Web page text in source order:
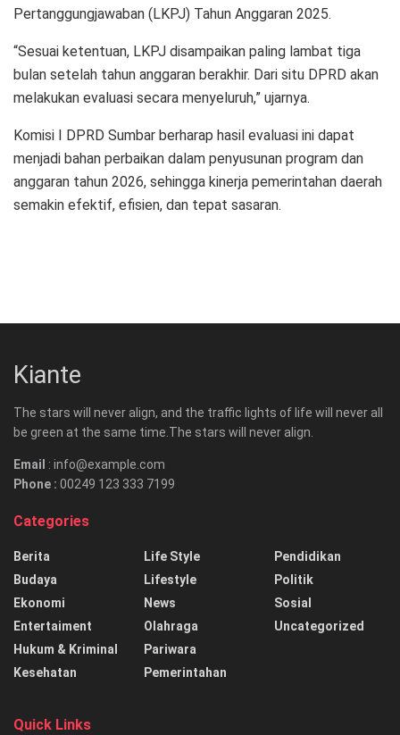
Pertanggungjawaban (LKPJ) Tahun Anggaran 2025.
“Sesuai ketentuan, LKPJ disampaikan paling lambat tiga
bulan setelah tahun anggaran berakhir. Dari situ DPRD akan
melakukan evaluasi secara menyeluruh,” ujarnya.
Komisi I DPRD Sumbar berharap hasil evaluasi ini dapat
menjadi bahan perbaikan dalam penyusunan program dan
anggaran tahun 2026, sehingga kinerja pemerintahan daerah
semakin efektif, efisien, dan tepat sasaran.
Kiante
The stars will never align, and the traffic lights of life will never all
be green at the same time.The stars will never align.
Email : info@example.com
Phone : 00249 123 333 7199
Categories
Berita
Budaya
Ekonomi
Entertaiment
Hukum & Kriminal
Kesehatan
Life Style
Lifestyle
News
Olahraga
Pariwara
Pemerintahan
Pendidikan
Politik
Sosial
Uncategorized
Quick Links